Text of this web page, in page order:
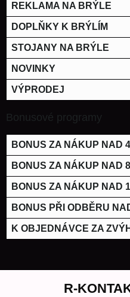
REKLAMA NA BRÝLE
DOPLŇKY K BRÝLÍM
STOJANY NA BRÝLE
NOVINKY
VÝPRODEJ
Bonusové programy
BONUS ZA NÁKUP NAD
BONUS ZA NÁKUP NAD
BONUS ZA NÁKUP NAD
BONUS PŘI ODBĚRU
K OBJEDNÁVCE ZA
R-